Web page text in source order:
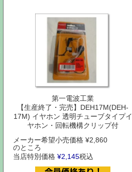
第一電波工業
【生産終了・完売】DEH17M(DEH-
17M) イヤホン 透明チューブタイプイ
ヤホン・回転機構クリップ付
メーカー希望小売価格 ¥2,860
のところ
当店特別価格 ¥2,145税込